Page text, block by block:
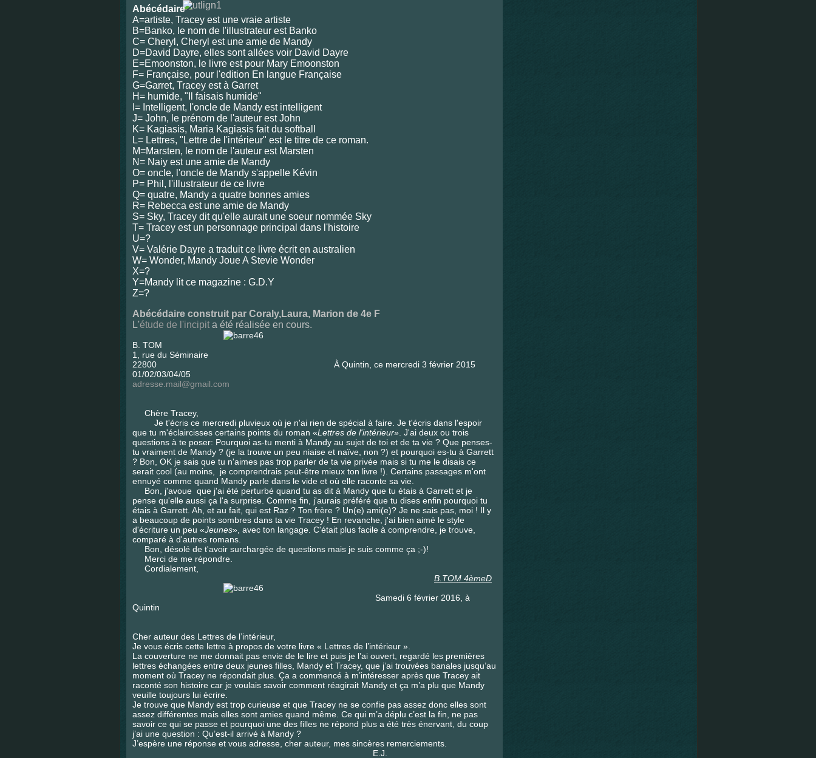
Abécédaire
A=artiste, Tracey est une vraie artiste
B=Banko, le nom de l'illustrateur est Banko
C= Cheryl, Cheryl est une amie de Mandy
D=David Dayre, elles sont allées voir David Dayre
E=Emoonston, le livre est pour Mary Emoonston
F= Française, pour l'edition En langue Française
G=Garret, Tracey est à Garret
H= humide, "Il faisais humide"
I= Intelligent, l'oncle de Mandy est intelligent
J= John, le prénom de l'auteur est John
K= Kagiasis, Maria Kagiasis fait du softball
L= Lettres, "Lettre de l'intérieur" est le titre de ce roman.
M=Marsten, le nom de l'auteur est Marsten
N= Naiy est une amie de Mandy
O= oncle, l'oncle de Mandy s'appelle Kévin
P= Phil, l'illustrateur de ce livre
Q= quatre, Mandy a quatre bonnes amies
R= Rebecca est une amie de Mandy
S= Sky, Tracey dit qu'elle aurait une soeur nommée Sky
T= Tracey est un personnage principal dans l'histoire
U=?
V= Valérie Dayre a traduit ce livre écrit en australien
W= Wonder, Mandy Joue A Stevie Wonder
X=?
Y=Mandy lit ce magazine : G.D.Y
Z=?
Abécédaire construit par Coraly,Laura, Marion de 4e F
L'étude de l'incipit a été réalisée en cours.
B. TOM
1, rue du Séminaire
22800 À Quintin, ce mercredi 3 février 2015
01/02/03/04/05
adresse.mail@gmail.com
Chère Tracey,
Je t'écris ce mercredi pluvieux où je n'ai rien de spécial à faire. Je t'écris dans l'espoir
que tu m'éclaircisses certains points du roman «Lettres de l'intérieur». J'ai deux ou trois
questions à te poser: Pourquoi as-tu menti à Mandy au sujet de toi et de ta vie ? Que penses-
tu vraiment de Mandy ? (je la trouve un peu niaise et naïve, non ?) et pourquoi es-tu à Garrett
? Bon, OK je sais que tu n'aimes pas trop parler de ta vie privée mais si tu me le disais ce
serait cool (au moins, je comprendrais peut-être mieux ton livre !). Certains passages m'ont
ennuyé comme quand Mandy parle dans le vide et où elle raconte sa vie.
Bon, j'avoue que j'ai été perturbé quand tu as dit à Mandy que tu étais à Garrett et je
pense qu'elle aussi ça l'a surprise. Comme fin, j'aurais préféré que tu dises enfin pourquoi tu
étais à Garrett. Ah, et au fait, qui est Raz ? Ton frère ? Un(e) ami(e)? Je ne sais pas, moi ! Il y
a beaucoup de points sombres dans ta vie Tracey ! En revanche, j'ai bien aimé le style
d'écriture un peu «Jeunes», avec ton langage. C'était plus facile à comprendre, je trouve,
comparé à d'autres romans.
Bon, désolé de t'avoir surchargée de questions mais je suis comme ça ;-)!
Merci de me répondre.
Cordialement,
B.TOM 4èmeD
Samedi 6 février 2016, à
Quintin
Cher auteur des Lettres de l’intérieur,
Je vous écris cette lettre à propos de votre livre « Lettres de l’intérieur ».
La couverture ne me donnait pas envie de le lire et puis je l’ai ouvert, regardé les premières
lettres échangées entre deux jeunes filles, Mandy et Tracey, que j’ai trouvées banales jusqu’au
moment où Tracey ne répondait plus. Ça a commencé à m’intéresser après que Tracey ait
raconté son histoire car je voulais savoir comment réagirait Mandy et ça m’a plu que Mandy
veuille toujours lui écrire.
Je trouve que Mandy est trop curieuse et que Tracey ne se confie pas assez donc elles sont
assez différentes mais elles sont amies quand même. Ce qui m’a déplu c’est la fin, ne pas
savoir ce qui se passe et pourquoi une des filles ne répond plus a été très énervant, du coup
j’ai une question : Qu’est-il arrivé à Mandy ?
J’espère une réponse et vous adresse, cher auteur, mes sincères remerciements.
E.J.